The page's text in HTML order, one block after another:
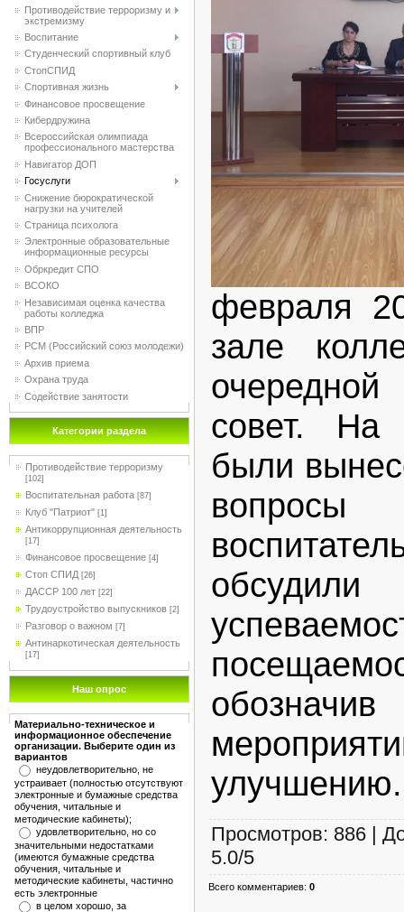
Противодействие терроризму и
экстремизму
Воспитание
Студенческий спортивный клуб
CтопСПИД
Спортивная жизнь
Финансовое просвещение
Кибердружина
Всероссийская олимпиада
профессионального мастерства
Навигатор ДОП
Госуслуги
Снижение бюрократической
нагрузки на учителей
Страница психолога
Электронные образовательные
информационные ресурсы
Обркредит СПО
ВСОКО
Независимая оценка качества
работы колледжа
ВПР
РСМ (Российский союз молодежи)
Архив приема
Охрана труда
Содействие занятости
Категории раздела
Противодействие терроризму
[102]
Воспитательная работа [87]
Клуб "Патриот" [1]
Антикоррупционная деятельность
[17]
Финансовое просвещение [4]
Стоп СПИД [26]
ДАССР 100 лет [22]
Трудоустройство выпускников [2]
Разговор о важном [7]
Антинаркотическая деятельность
[17]
Наш опрос
Материально-техническое и
информационное обеспечение
организации. Выберите один из
вариантов
неудовлетворительно, не
устраивает (полностью отсутствуют
электронные и бумажные средства
обучения, читальные и
методические кабинеты);
удовлетворительно, но со
значительными недостатками
(имеются бумажные средства
обучения, читальные и
методические кабинеты, частично
есть электронные
в целом хорошо, за
февраля
зале
очередной
совет.
были
улучшению.
Просмотров: 886 |
5.0/5
Всего комментариев: 0